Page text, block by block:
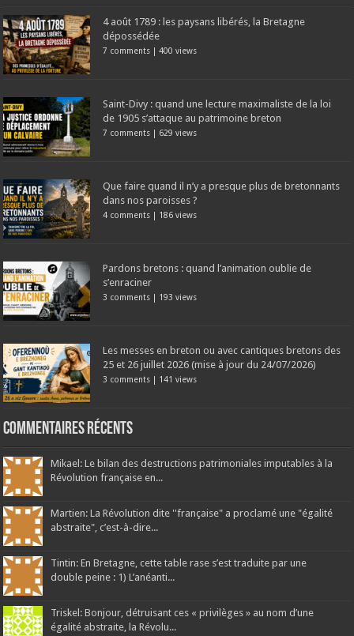
4 août 1789 : les paysans libérés, la Bretagne
dépossédée
7 comments |400 views
Saint-Divy : quand une lecture maximaliste de la loi
de 1905 s’attaque au patrimoine breton
7 comments | 629 views
Que faire quand il n’y a presque plus de bretonnants
dans nos paroisses ?
4 comments | 186 views
Pardons bretons : quand l’animation oublie de
s’enraciner
3 comments | 193 views
Les messes en breton ou avec cantiques bretons des
25 et 26 juillet 2026 (mise à jour du 24/07/2026)
3 comments | 141 views
Commentaires récents
Mikael: Le bilan des destructions patrimoniales imputables à la
Révolution française en...
Martien: La Révolution dite ''française" a proclamé une "égalité
abstraite", c’est-à-dire...
Tintin: En Bretagne, cette table rase s’est traduite par une
double peine : 1) L’anéanti...
Triskel: Bonjour, détruisant ces « privilèges » au nom d’une
égalité abstraite, la Révolu...